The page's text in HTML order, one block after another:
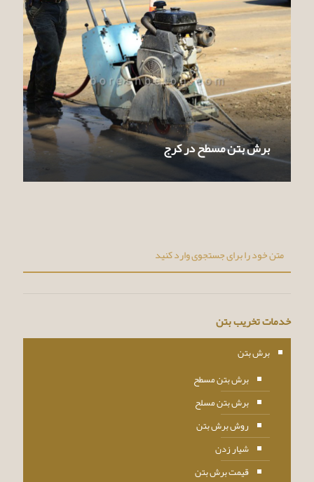
برش بتن مسطح در کرج
خدمات تخریب بتن
برش بتن
برش بتن مسطح
برش بتن مسلح
روش برش بتن
شیار زدن
قیمت برش بتن